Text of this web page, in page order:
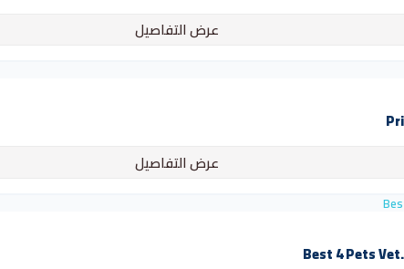
عرض التفاصيل
عرض التفاصيل